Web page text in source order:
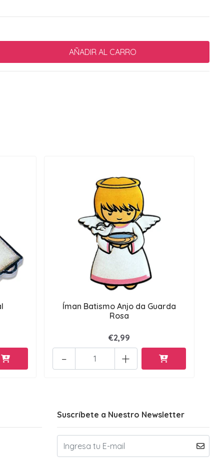
Íman Batismo Anjo da Guarda
Rosa
€2,99
+
-
Suscríbete a Nuestro Newsletter